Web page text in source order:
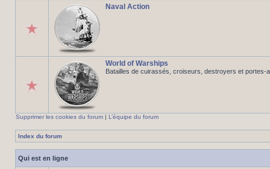
Naval Action
World of Warships
Batailles de cuirassés, croiseurs, destroyers et portes-
Supprimer les cookies du forum | L’équipe du forum
Index du forum
Qui est en ligne